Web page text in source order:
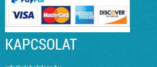
KAPCSOLAT